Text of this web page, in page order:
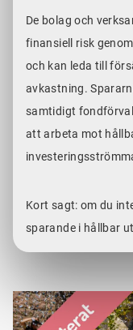
De bolag och
finansiell risk
och kan leda till
avkastning.
samtidigt
att arbeta mot
Kort sagt: om du
sparande i hållbar